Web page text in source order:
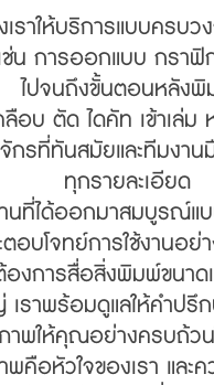
ราให้บริการแบบครบ
น การออกแบบ กราฟิ
ไปจนถึงขั้นตอนหลัง
ลือบ ตัด ไดคัท เข้าเล่
กรที่ทันสมัยและทีมงาน
ทุกรายละเอียด
นที่ได้ออกมาสมบูรณ์แ
ตอบโจทย์การใช้งานอย่
งการสื่อสิ่งพิมพ์ขนาด
เราพร้อมดูแลให้คำปรึ
พให้คุณอย่างครบถ้วน
พคือหัวใจของเรา และ